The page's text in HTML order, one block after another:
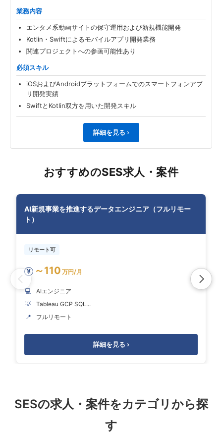
業務内容
エンタメ系動画サイトの保守運用および新規機能開発
Kotlin・Swiftによるモバイルアプリ開発業務
関連プロジェクトへの参画可能性あり
必須スキル
iOSおよびAndroidプラットフォームでのスマートフォンアプ
リ開発実績
SwiftとKotlin双方を用いた開発スキル
詳細を見る ›
おすすめのSES求人・案件
AI新規事業を推進するデータエンジニア（フルリモー
ト）
リモート可
¥ ～110 万円/月
💻
AIエンジニア
💡
Tableau GCP SQL...
📍
フルリモート
詳細を見る ›
SESの求人・案件をカテゴリから探
す